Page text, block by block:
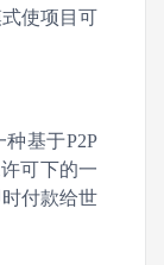
使项目可
种基于P2P
可下的一
付款给世